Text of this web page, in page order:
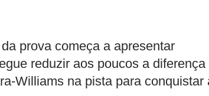
prova começa a apresentar
reduzir aos poucos a diferença
Williams na pista para conquistar